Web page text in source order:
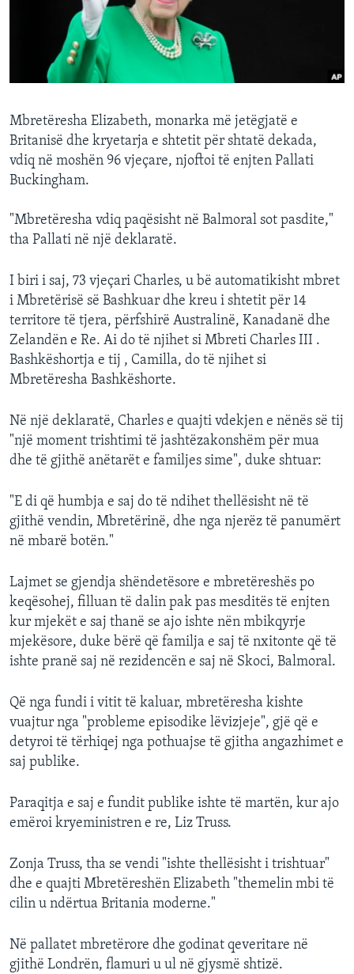
INTERVISTA
DITARI
Mbretëresha Elizabeth, monarka më jetëgjatë e
Britanisë dhe kryetarja e shtetit për shtatë dekada,
vdiq në moshën 96 vjeçare, njoftoi të enjten Pallati
Buckingham.
"Mbretëresha vdiq paqësisht në Balmoral sot pasdite,"
tha Pallati në një deklaratë.
I biri i saj, 73 vjeçari Charles, u bë automatikisht mbret
i Mbretërisë së Bashkuar dhe kreu i shtetit për 14
territore të tjera, përfshirë Australinë, Kanadanë dhe
Zelandën e Re. Ai do të njihet si Mbreti Charles III .
Bashkëshortja e tij , Camilla, do të njihet si
Mbretëresha Bashkëshorte.
Në një deklaratë, Charles e quajti vdekjen e nënës së tij
"një moment trishtimi të jashtëzakonshëm për mua
dhe të gjithë anëtarët e familjes sime", duke shtuar:
"E di që humbja e saj do të ndihet thellësisht në të
gjithë vendin, Mbretërinë, dhe nga njerëz të panumërt
në mbarë botën."
Lajmet se gjendja shëndetësore e mbretëreshës po
keqësohej, filluan të dalin pak pas mesditës të enjten
kur mjekët e saj thanë se ajo ishte nën mbikqyrje
mjekësore, duke bërë që familja e saj të nxitonte që të
ishte pranë saj në rezidencën e saj në Skoci, Balmoral.
Që nga fundi i vitit të kaluar, mbretëresha kishte
vuajtur nga "probleme episodike lëvizjeje", gjë që e
detyroi të tërhiqej nga pothuajse të gjitha angazhimet e
saj publike.
Paraqitja e saj e fundit publike ishte të martën, kur ajo
emëroi kryeministren e re, Liz Truss.
Zonja Truss, tha se vendi "ishte thellësisht i trishtuar"
dhe e quajti Mbretëreshën Elizabeth "themelin mbi të
cilin u ndërtua Britania moderne."
Në pallatet mbretërore dhe godinat qeveritare në
gjithë Londrën, flamuri u ul në gjysmë shtizë.